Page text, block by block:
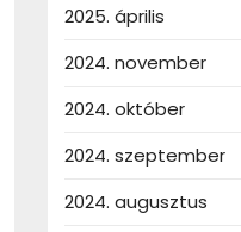
2025. április
2024. november
2024. október
2024. szeptember
2024. augusztus